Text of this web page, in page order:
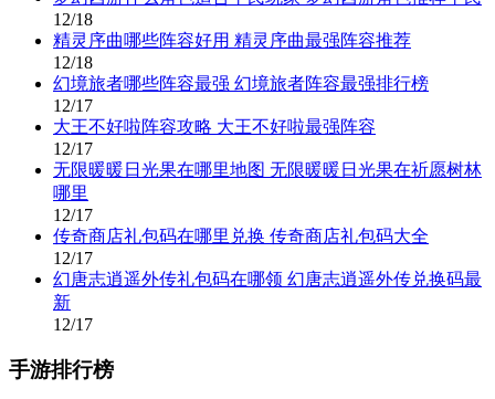
12/18
精灵序曲哪些阵容好用 精灵序曲最强阵容推荐
12/18
幻境旅者哪些阵容最强 幻境旅者阵容最强排行榜
12/17
大王不好啦阵容攻略 大王不好啦最强阵容
12/17
无限暖暖日光果在哪里地图 无限暖暖日光果在祈愿树林
哪里
12/17
传奇商店礼包码在哪里兑换 传奇商店礼包码大全
12/17
幻唐志逍遥外传礼包码在哪领 幻唐志逍遥外传兑换码最
新
12/17
手游排行榜